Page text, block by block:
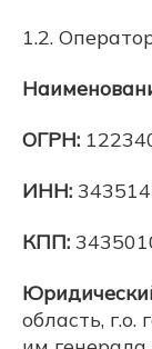
1.2.
ОГРН:
ИНН:
КПП:
область,